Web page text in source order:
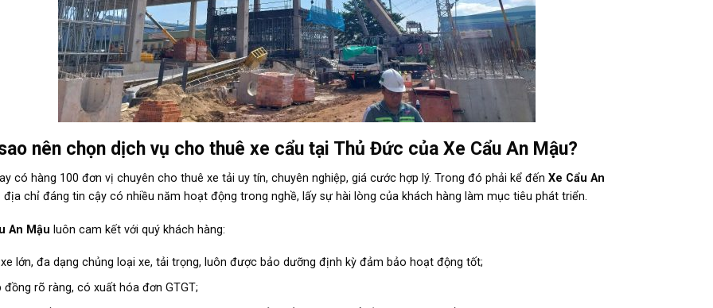
nên chọn dịch vụ cho thuê xe cẩu tại Thủ Đức của Xe Cẩu An Mậu?
có hàng 100 đơn vị chuyên cho thuê xe tải uy tín, chuyên nghiệp, giá cước hợp lý. Trong đó phải kể đến Xe Cẩu An
chỉ đáng tin cậy có nhiều năm hoạt động trong nghề, lấy sự hài lòng của khách hàng làm mục tiêu phát triển.
An Mậu luôn cam kết với quý khách hàng:
lớn, đa dạng chủng loại xe, tải trọng, luôn được bảo dưỡng định kỳ đảm bảo hoạt động tốt;
đồng rõ ràng, có xuất hóa đơn GTGT;